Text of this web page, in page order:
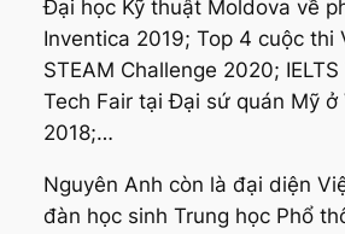
Đại học Kỹ thuật Moldova về
Inventica 2019; Top 4 cuộc thi
STEAM Challenge 2020;
Tech Fair tại Đại sứ quán Mỹ ở
2018;…
Nguyên Anh còn là đại diện
đàn học sinh Trung học Phổ